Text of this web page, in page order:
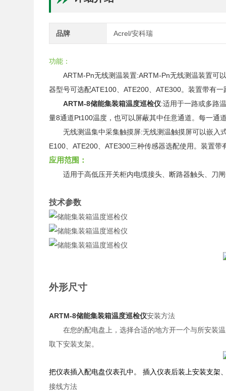
品牌 Acrel/安科瑞
功能：
ARTM-Pn无线测温装置:ARTM-Pn无线测温装置可
器型号可选配ATE100、ATE200、ATE300。装置带有
ARTM-8储能集装箱温度巡检仪:适用于一路或多路
量8通道Pt100温度，也可以屏蔽其中任意通道。每一通
无线测温集中采集触摸屏:无线测温触摸屏可以嵌入
E100、ATE200、ATE300三种传感器选配使用。装置
应用范围：
适用于高低压开关柜内电缆接头、断路器触头、刀
技术参数
外形尺寸
ARTM-8储能集装箱温度巡检仪安装方法
在您的配电盘上，选择合适的地方开一个与所安装
取下安装支架。
把仪表插入配电盘仪表孔中。插入仪表后装上安装支架
接线方法